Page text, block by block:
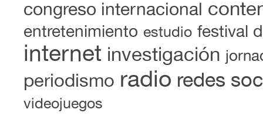
congreso internacional
entretenimiento estudio festival
internet investigación
periodismo radio redes
videojuegos